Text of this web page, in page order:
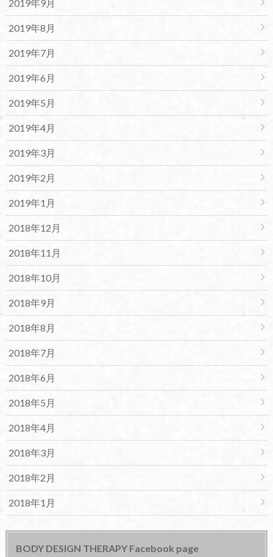
2019年9月
2019年8月
2019年7月
2019年6月
2019年5月
2019年4月
2019年3月
2019年2月
2019年1月
2018年12月
2018年11月
2018年10月
2018年9月
2018年8月
2018年7月
2018年6月
2018年5月
2018年4月
2018年3月
2018年2月
2018年1月
BODY DESIGN THERAPY Facebook page